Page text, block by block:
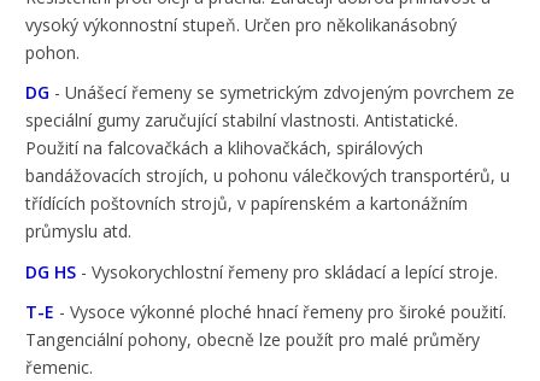
vysoký výkonnostní stupeň. Určen pro několikanásobný
pohon.
DG - Unášecí řemeny se symetrickým zdvojeným povrchem ze
speciální gumy zaručující stabilní vlastnosti. Antistatické.
Použití na falcovačkách a klihovačkách, spirálových
bandážovacích strojích, u pohonu válečkových transportérů, u
třídících poštovních strojů, v papírenském a kartonážním
průmyslu atd.
DG HS - Vysokorychlostní řemeny pro skládací a lepící stroje.
T-E - Vysoce výkonné ploché hnací řemeny pro široké použití.
Tangenciální pohony, obecně lze použít pro malé průměry
řemenic.